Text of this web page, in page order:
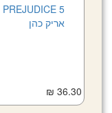
36.30 ₪